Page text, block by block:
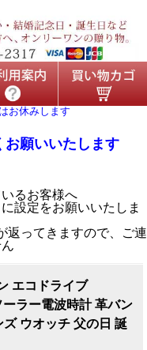
お休みします
お願いいたします
るお客様へ
設定をお願いいたしま
返ってきますので、ご連
エコドライブ
ラー電波時計 革バン
ズ ウオッチ 父の日 誕